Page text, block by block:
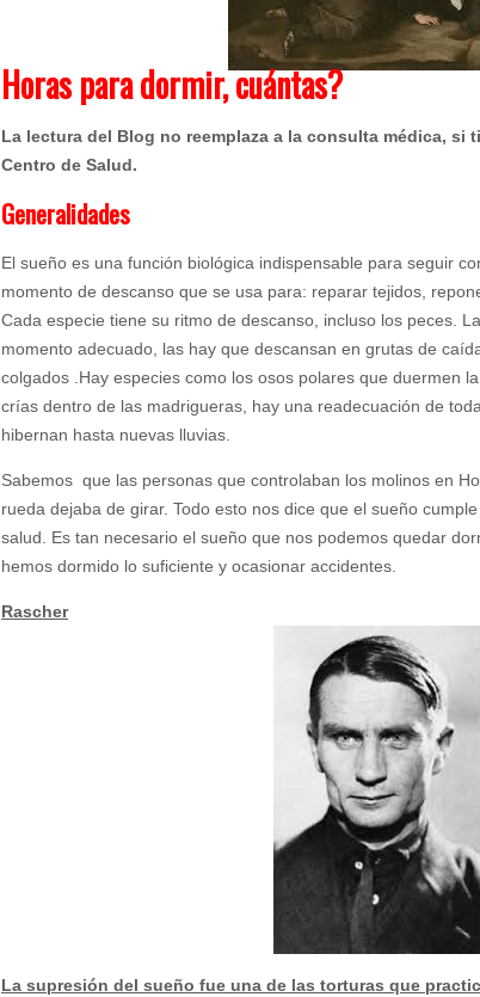
Horas para dormir, cuántas?
La lectura del Blog no reemplaza a la consulta médica, si
Centro de Salud.
Generalidades
El sueño es una función biológica indispensable para seguir
momento de descanso que se usa para: reparar tejidos,
Cada especie tiene su ritmo de descanso, incluso los peces.
momento adecuado, las hay que descansan en grutas de
colgados .Hay especies como los osos polares que duermen
crías dentro de las madrigueras, hay una readecuación de
hibernan hasta nuevas lluvias.
Sabemos que las personas que controlaban los molinos en
rueda dejaba de girar. Todo esto nos dice que el sueño
salud. Es tan necesario el sueño que nos podemos quedar
hemos dormido lo suficiente y ocasionar accidentes.
Rascher
La supresión del sueño fue una de las torturas que